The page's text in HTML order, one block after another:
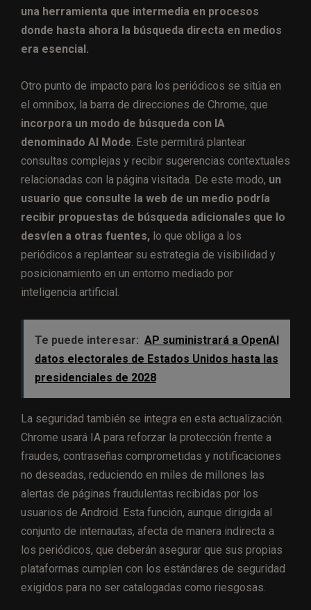
una herramienta que intermedia en procesos
donde hasta ahora la búsqueda directa en medios
era esencial.
Otro punto de impacto para los periódicos se sitúa en
el omnibox, la barra de direcciones de Chrome, que
incorpora un modo de búsqueda con IA
denominado AI Mode. Este permitirá plantear
consultas complejas y recibir sugerencias contextuales
relacionadas con la página visitada. De este modo, un
usuario que consulte la web de un medio podría
recibir propuestas de búsqueda adicionales que lo
desvíen a otras fuentes, lo que obliga a los
periódicos a replantear su estrategia de visibilidad y
posicionamiento en un entorno mediado por
inteligencia artificial.
Te puede interesar: AP suministrará a OpenAI
datos electorales de Estados Unidos hasta las
presidenciales de 2028
La seguridad también se integra en esta actualización.
Chrome usará IA para reforzar la protección frente a
fraudes, contraseñas comprometidas y notificaciones
no deseadas, reduciendo en miles de millones las
alertas de páginas fraudulentas recibidas por los
usuarios de Android. Esta función, aunque dirigida al
conjunto de internautas, afecta de manera indirecta a
los periódicos, que deberán asegurar que sus propias
plataformas cumplen con los estándares de seguridad
exigidos para no ser catalogadas como riesgosas.